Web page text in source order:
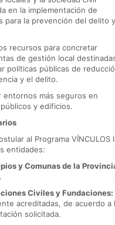
en la implementación de
para la prevención del delito
recursos para concretar
de gestión local
políticas públicas de
y el delito.
entornos más seguros en
y edificios.
al Programa VÍNCULOS
entidades:
y Comunas de la
Civiles y Fundaciones:
acreditadas, de acuerdo a
solicitada.